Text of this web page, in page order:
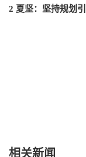
2 夏坚：坚持规划
相关新闻